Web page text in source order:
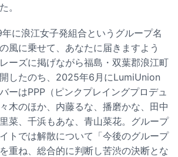
。
に浪江女子発組合というグループ名
風に乗せて、あなたに届きますよう
ーズに掲げながら福島・双葉郡浪江町
したのち、2025年6月にLumiUnion
ーはPPP（ピンクプレイングプロデュ
木のほか、内藤るな、播磨かな、田中
菜、千浜もあな、青山菜花。グループ
トでは解散について「今後のグループ
重ね、総合的に判断し苦渋の決断とな